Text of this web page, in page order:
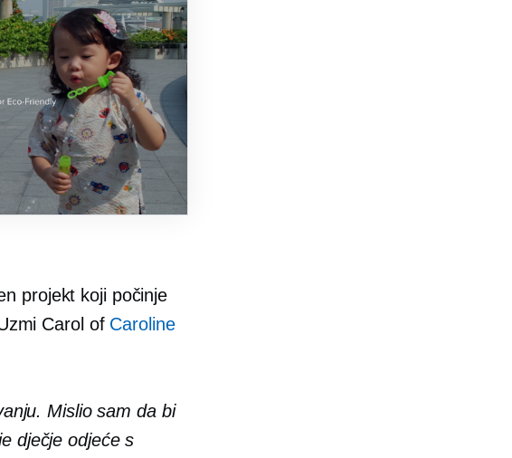
projekt koji počinje
Carol of Caroline
Mislio sam da bi
dječje odjeće s